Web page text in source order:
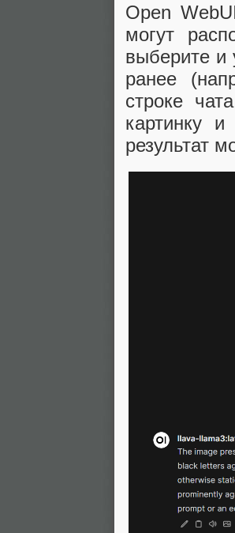
Open
могут
выберите и
ранее
строке
картинку
результат